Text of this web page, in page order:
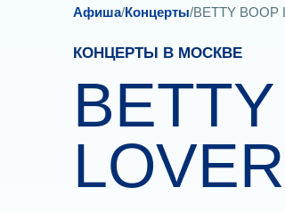
Афиша/Концерты/BETTY BOOP
КОНЦЕРТЫ В МОСКВЕ